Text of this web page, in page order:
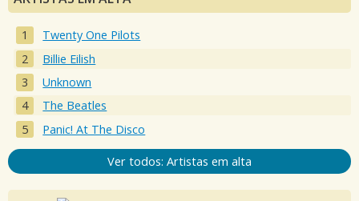
Twenty One Pilots
Billie Eilish
Unknown
The Beatles
Panic! At The Disco
Ver todos: Artistas em alta